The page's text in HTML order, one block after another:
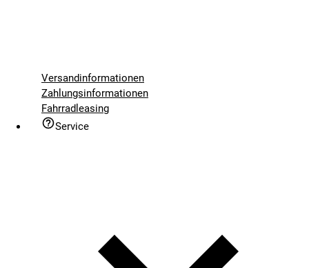
Versandinformationen
Zahlungsinformationen
Fahrradleasing
Service